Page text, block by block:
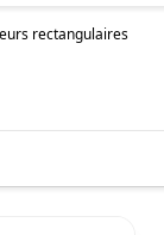
rectangulaires